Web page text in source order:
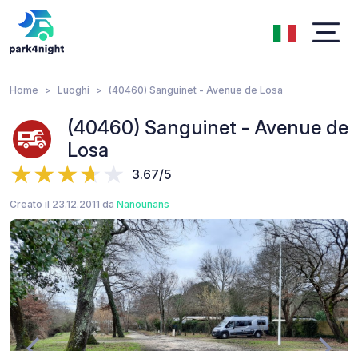
Home Luoghi (40460) Sanguinet - Avenue de Losa
(40460) Sanguinet - Avenue de
Losa
3.67/5
Creato il 23.12.2011 da Nanounans